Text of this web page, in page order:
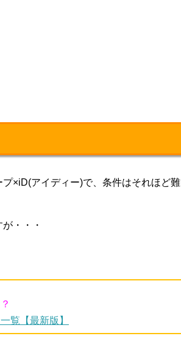
×iD(アイディー)で、条件はそれほど難
・・・
覧【最新版】